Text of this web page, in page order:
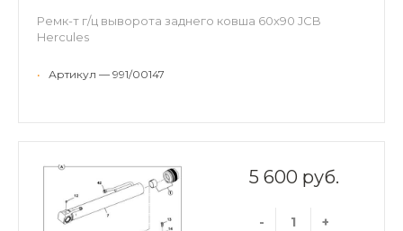
Ремк-т г/ц выворота заднего ковша 60х90 JCB
Hercules
• Артикул — 991/00147
5 600 руб.
- +